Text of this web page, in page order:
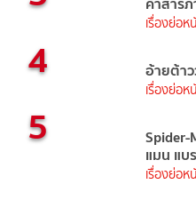
เรื่องย่อห
4 อ้ายต้าว
เรื่องย่อห
5 Spider-
แมน แบ
เรื่องย่อห